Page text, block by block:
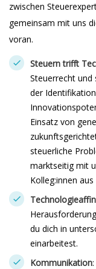
zwischen
gemeinsam mit uns
voran.
Steuern trifft
Steuerrecht und
der
Einsatz von
steuerliche
marktseitig mit
Kolleg:innen
du dich in
einarbeitest.
Kommunikation